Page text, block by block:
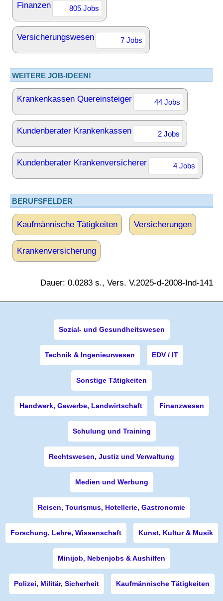
Finanzen 805 Jobs
Versicherungswesen 7 Jobs
WEITERE JOB-IDEEN!
Krankenkassen Quereinsteiger 44 Jobs
Kundenberater Krankenkassen 2 Jobs
Kundenberater Krankenversicherer 4 Jobs
BERUFSFELDER
Kaufmännische Tätigkeiten Versicherungen
Krankenversicherung
Dauer: 0.0283 s., Vers. V.2025-d-2008-Ind-141
Sozial- und Gesundheitswesen
Technik & Ingenieurwesen EDV / IT
Sonstige Tätigkeiten
Handwerk, Gewerbe, Landwirtschaft Finanzwesen
Schulung und Training
Rechtswesen, Justiz und Verwaltung
Medien und Werbung
Reisen, Tourismus, Hotellerie, Gastronomie
Forschung, Lehre, Wissenschaft Kunst, Kultur & Musik
Minijob, Nebenjobs & Aushilfen
Polizei, Militär, Sicherheit Kaufmännische Tätigkeiten